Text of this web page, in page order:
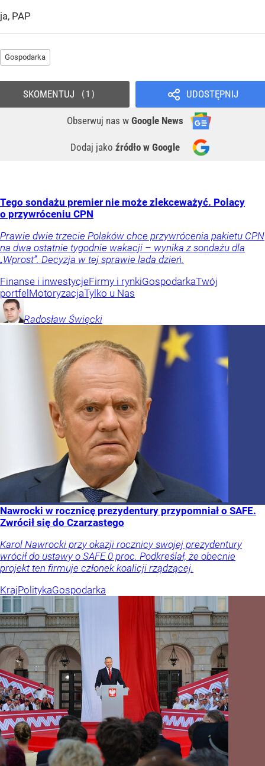
ja, PAP
Gospodarka
UDOSTĘPNIJ
Obserwuj nas w Google News
Dodaj jako źródło w Google
SKOMENTUJ 1
Tego sondażu premier nie może zlekceważyć. Polacy
o przywróceniu CPN
Prawie dwie trzecie Polaków chce przywrócenia pakietu CPN
na dwa ostatnie tygodnie wakacji – wynika z sondażu dla
„Wprost”. Decyzja w tej sprawie lada dzień.
Finanse i inwestycjeFirmy i rynkiGospodarkaTwój
portfel MotoryzacjaTylko u Nas
Radosław Święcki
Nawrocki w rocznicę prezydentury przypomniał o SAFE.
Zwrócił się do Czarzastego
Karol Nawrocki przy okazji rocznicy swojej prezydentury
wrócił do ustawy o SAFE 0 proc. Podkreślał, że obecnie
projekt ten firmuje członek koalicji rządzącej.
KrajPolitykaGospodarka